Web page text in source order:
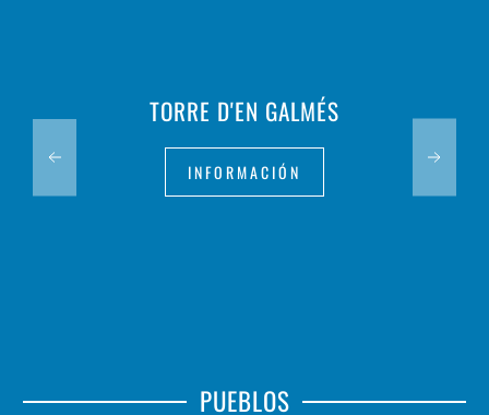
TORRE D'EN GALMÉS
INFORMACIÓN
PUEBLOS